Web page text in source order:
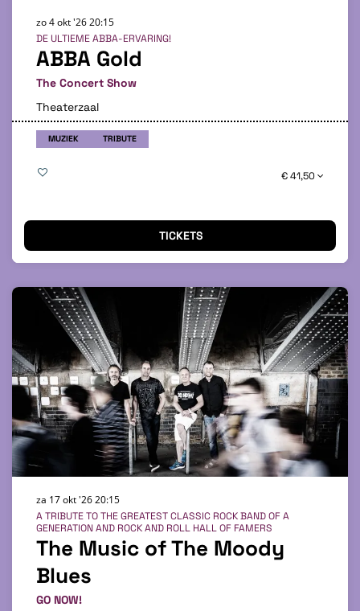
ABBA Gold
The Concert Show
DE ULTIEME ABBA-ERVARING!
zo 4 okt '2620:15
Theaterzaal
MUZIEK TRIBUTE
€ 41,50
TICKETS
The Music of The Moody
Blues
GO NOW!
A TRIBUTE TO THE GREATEST CLASSIC ROCK BAND OF A
GENERATION AND ROCK AND ROLL HALL OF FAMERS
za 17 okt '2620:15